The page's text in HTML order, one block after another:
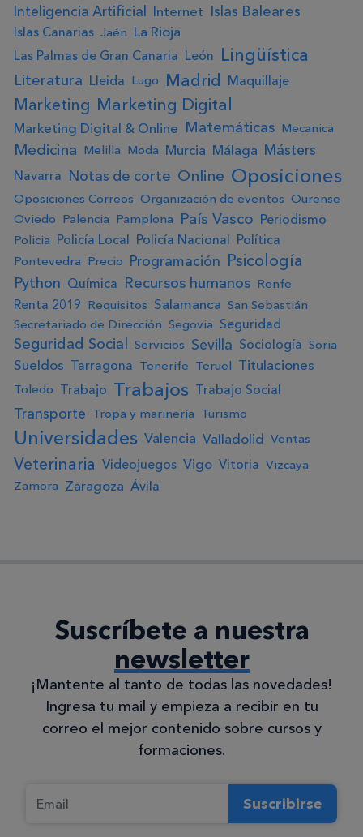
Inteligencia Artificial Internet Islas Baleares
Islas Canarias Jaén La Rioja
Las Palmas de Gran Canaria León Lingüística
Literatura Lleida Lugo Madrid Maquillaje
Marketing Marketing Digital
Marketing Digital & Online Matemáticas Mecanica
Medicina Melilla Moda Murcia Málaga Másters
Navarra Notas de corte Online Oposiciones
Oposiciones Correos Organización de eventos Ourense
Oviedo Palencia Pamplona País Vasco Periodismo
Policia Policía Local Policía Nacional Política
Pontevedra Precio Programación Psicología
Python Química Recursos humanos Renfe
Renta 2019 Requisitos Salamanca San Sebastián
Secretariado de Dirección Segovia Seguridad
Seguridad Social Servicios Sevilla Sociología Soria
Sueldos Tarragona Tenerife Teruel Titulaciones
Toledo Trabajo Trabajos Trabajo Social
Transporte Tropa y marinería Turismo
Universidades Valencia Valladolid Ventas
Veterinaria Videojuegos Vigo Vitoria Vizcaya
Zamora Zaragoza Ávila
Suscríbete a nuestra
newsletter
¡Mantente al tanto de todas las novedades!
Ingresa tu mail y empieza a recibir en tu
correo el mejor contenido sobre cursos y
formaciones.
Suscribirse